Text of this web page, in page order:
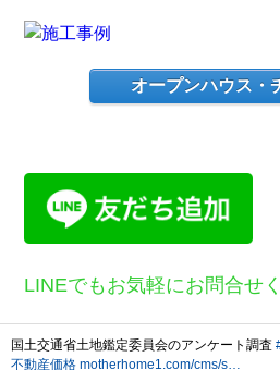
オープンハウス・
LINEでもお気軽にお問合せ